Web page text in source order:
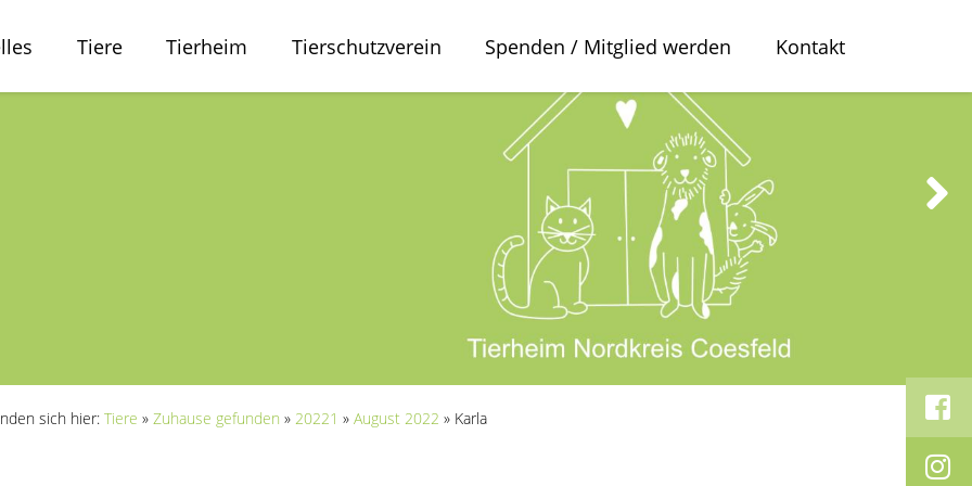
Tiere Tierheim Tierschutzverein Spenden / Mitglied werden Kontakt
sich hier: Tiere » Zuhause gefunden » 20221 » August 2022 » Karla